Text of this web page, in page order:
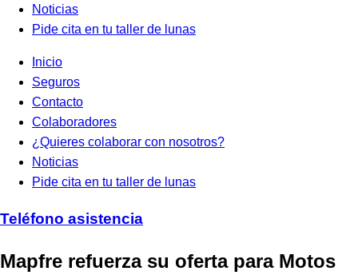
Noticias
Pide cita en tu taller de lunas
Inicio
Seguros
Contacto
Colaboradores
¿Quieres colaborar con nosotros?
Noticias
Pide cita en tu taller de lunas
Teléfono asistencia
Mapfre refuerza su oferta para Motos